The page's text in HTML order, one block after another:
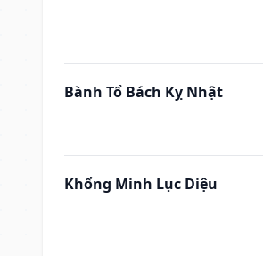
Bành Tổ Bách Kỵ Nhật
Khổng Minh Lục Diệu